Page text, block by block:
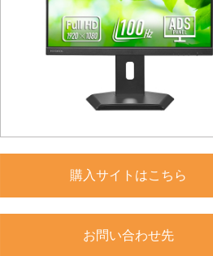
購入サイトはこちら
お問い合わせ先